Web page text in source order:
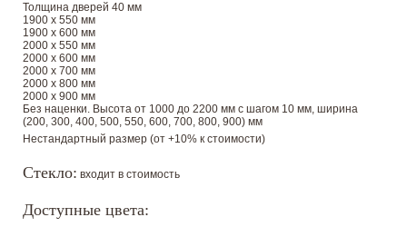
Толщина дверей 40 мм
1900 х 550 мм
1900 х 600 мм
2000 х 550 мм
2000 х 600 мм
2000 х 700 мм
2000 х 800 мм
2000 х 900 мм
Без наценки. Высота от 1000 до 2200 мм с шагом 10 мм, ширина
(200, 300, 400, 500, 550, 600, 700, 800, 900) мм
Нестандартный размер (от +10% к стоимости)
Стекло: входит в стоимость
Доступные цвета: